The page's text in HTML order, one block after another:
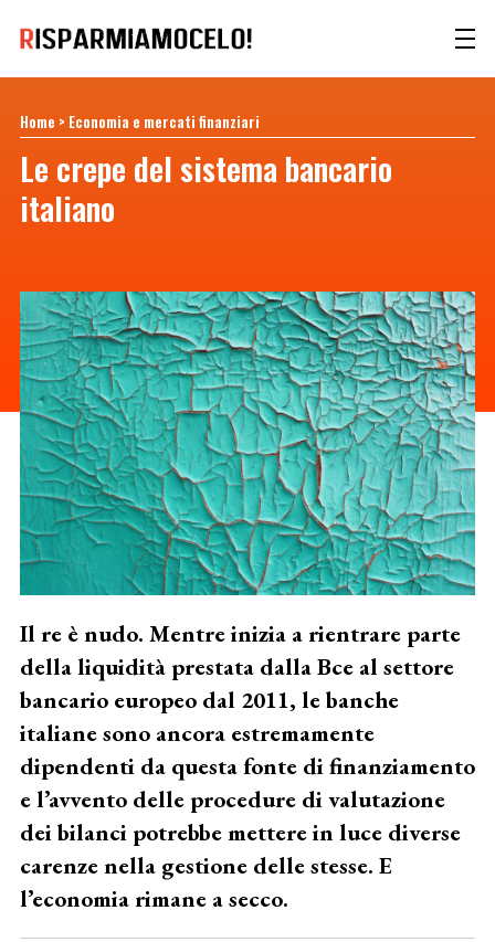
Home > Economia e mercati finanziari
Le crepe del sistema bancario
italiano
Il re è nudo. Mentre inizia a rientrare parte
della liquidità prestata dalla Bce al settore
bancario europeo dal 2011, le banche
italiane sono ancora estremamente
dipendenti da questa fonte di finanziamento
e l’avvento delle procedure di valutazione
dei bilanci potrebbe mettere in luce diverse
carenze nella gestione delle stesse. E
l’economia rimane a secco.